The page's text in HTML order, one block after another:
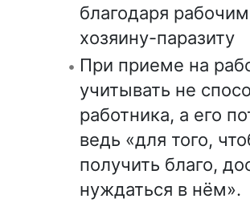
благодаря
хозяину-паразиту
При приеме на
учитывать не
работника, а его
ведь «для того,
получить благо,
нуждаться в нём».